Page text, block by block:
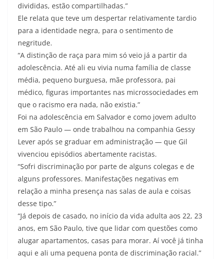
divididas, estão compartilhadas.”
Ele relata que teve um despertar relativamente tardio
para a identidade negra, para o sentimento de
negritude.
“A distinção de raça para mim só veio já a partir da
adolescência. Até ali eu vivia numa família de classe
média, pequeno burguesa, mãe professora, pai
médico, figuras importantes nas microssociedades em
que o racismo era nada, não existia.”
Foi na adolescência em Salvador e como jovem adulto
em São Paulo — onde trabalhou na companhia Gessy
Lever após se graduar em administração — que Gil
vivenciou episódios abertamente racistas.
“Sofri discriminação por parte de alguns colegas e de
alguns professores. Manifestações negativas em
relação a minha presença nas salas de aula e coisas
desse tipo.”
“Já depois de casado, no início da vida adulta aos 22, 23
anos, em São Paulo, tive que lidar com questões como
alugar apartamentos, casas para morar. Aí você já tinha
aqui e ali uma pequena ponta de discriminação racial.”